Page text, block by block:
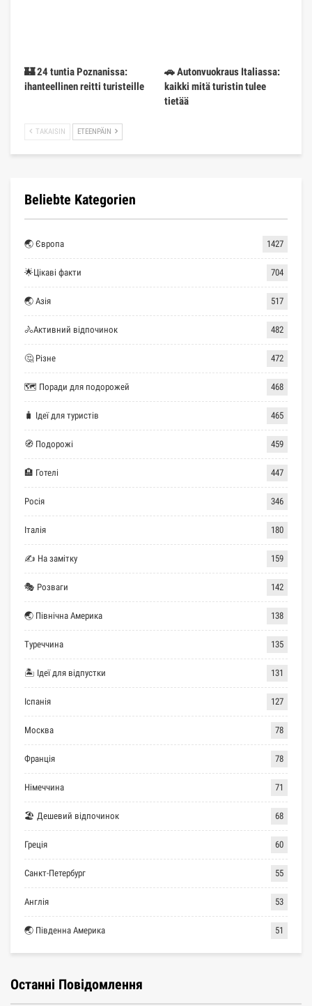
🏰 24 tuntia Poznanissa:
ihanteellinen reitti turisteille
🚗 Autonvuokraus Italiassa:
kaikki mitä turistin tulee
tietää
TAKAISIN ETEENPÄIN
Beliebte Kategorien
🌏 Європа 1427
🌟Цікаві факти 704
🌏 Азія 517
🚴Активний відпочинок 482
🤔 Різне 472
🗺 Поради для подорожей 468
🧳 Ідеї для туристів 465
🧭 Подорожі 459
🏨 Готелі 447
Росія 346
Італія 180
✍ На замітку 159
🎭 Розваги 142
🌏 Північна Америка 138
Туреччина 135
🏝 Ідеї для відпустки 131
Іспанія 127
Москва 78
Франція 78
Німеччина 71
🏖 Дешевий відпочинок 68
Греція 60
Санкт-Петербург 55
Англія 53
🌏 Південна Америка 51
Останні Повідомлення